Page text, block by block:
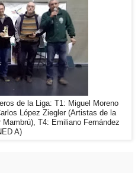
de la Liga: T1: Miguel Moreno
López Ziegler (Artistas de la
Mambrú), T4: Emiliano Fernández
A)